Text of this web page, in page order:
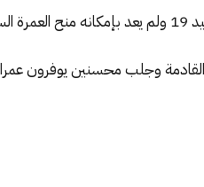
وقد فقد المهرجان عمرته اليتيمة الوحيدة التي يمنحها أحد المحسنين والذي أفلست شركته جراء
القادمة وجلب محسنين يوفرون